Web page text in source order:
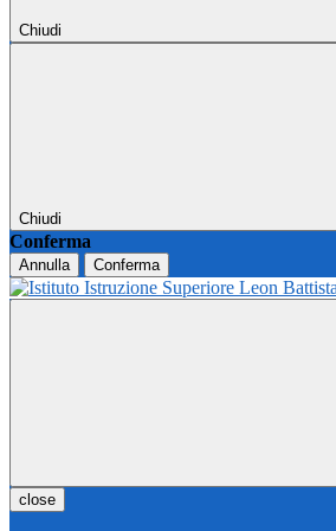
Chiudi
Chiudi
Conferma
Annulla Conferma
close